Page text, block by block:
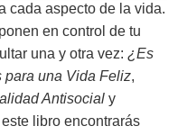
cada aspecto de la vida.
en control de tu
una y otra vez: ¿Es
para una Vida Feliz,
Antisocial y
libro encontrarás